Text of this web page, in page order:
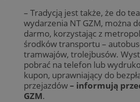
– Tradycją jest także, że do
wydarzenia NT GZM, można
darmo, korzystając z
środków transportu –
tramwajów, trolejbusów.
pobrać na telefon lub
kupon, uprawniający do
przejazdów– informują
GZM.